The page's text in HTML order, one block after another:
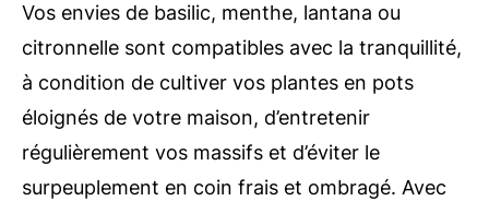
Vos envies de basilic, menthe, lantana ou
citronnelle sont compatibles avec la tranquillité,
à condition de cultiver vos plantes en pots
éloignés de votre maison, d’entretenir
régulièrement vos massifs et d’éviter le
surpeuplement en coin frais et ombragé. Avec